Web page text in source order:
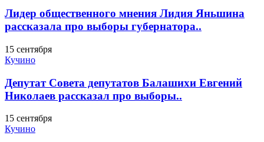
Лидер общественного мнения Лидия Яньшина
рассказала про выборы губернатора..
15 сентября
Кучино
Депутат Совета депутатов Балашихи Евгений
Николаев рассказал про выборы..
15 сентября
Кучино